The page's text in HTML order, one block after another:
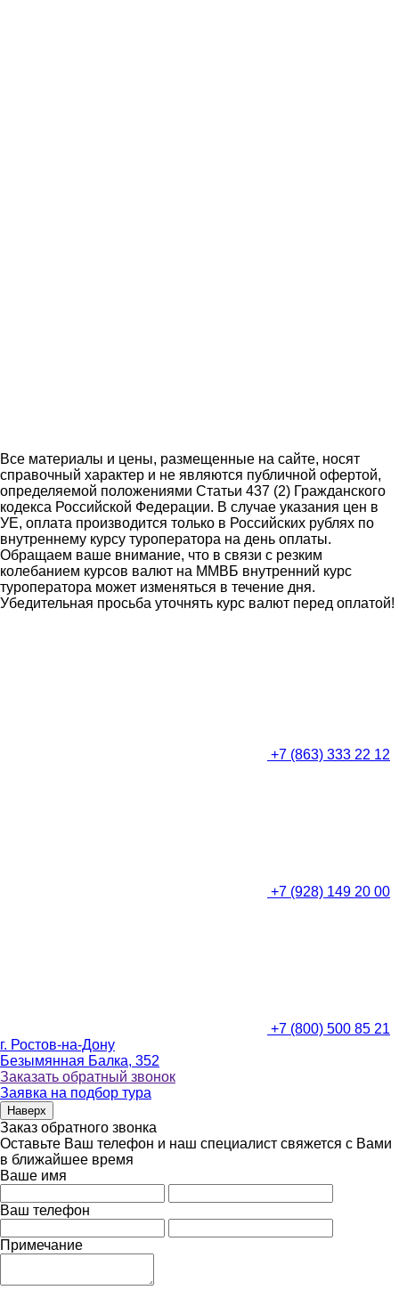
Все материалы и цены, размещенные на сайте, носят
справочный характер и не являются публичной офертой,
определяемой положениями Статьи 437 (2) Гражданского
кодекса Российской Федерации. В случае указания цен в
УЕ, оплата производится только в Российских рублях по
внутреннему курсу туроператора на день оплаты.
Обращаем ваше внимание, что в связи с резким
колебанием курсов валют на ММВБ внутренний курс
туроператора может изменяться в течение дня.
Убедительная просьба уточнять курс валют перед оплатой!
+7 (863) 333 22 12
+7 (928) 149 20 00
+7 (800) 500 85 21
г. Ростов-на-Дону
Безымянная Балка, 352
Заказать обратный звонок
Заявка на подбор тура
Наверх
Заказ обратного звонка
Оставьте Ваш телефон и наш специалист свяжется с Вами
в ближайшее время
Ваше имя
Ваш телефон
Примечание